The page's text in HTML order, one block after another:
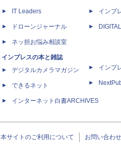
IT Leaders
ドローンジャーナル
ネッ担お悩み相談室
インプレスの本と雑誌
デジタルカメラマガジン
できるネット
インターネット白書ARCHIVES
インプ
インプ
本サイトのご利用について お問い合わせ